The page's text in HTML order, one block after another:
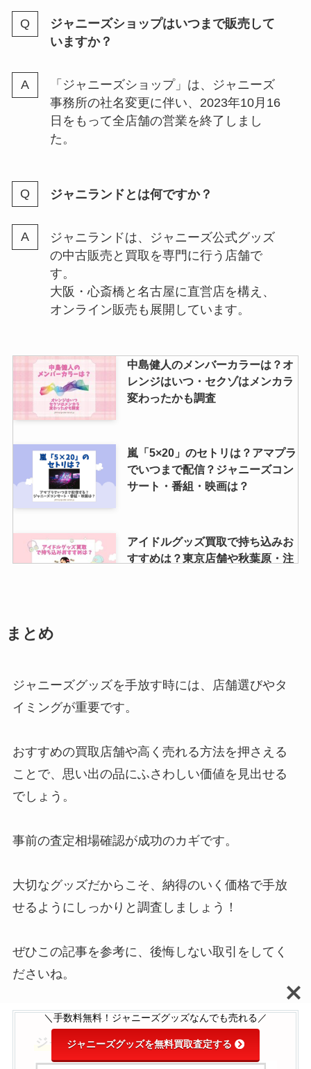
SUPER EIGHT(関ジャニ)のグッ
ジャニーズでインスタやってる人
いる？ 個人インスタをフォロワー
ジャニーズショップはいつまで販売して
いますか？
「ジャニーズショップ」は、ジャニーズ
事務所の社名変更に伴い、2023年10月16
日をもって全店舗の営業を終了しまし
た。
ジャニランドとは何ですか？
ジャニランドは、ジャニーズ公式グッズ
の中古販売と買取を専門に行う店舗で
す。
大阪・心斎橋と名古屋に直営店を構え、
オンライン販売も展開しています。
中島健人のメンバーカラーは？オ
レンジはいつ・セクゾはメンカラ
変わったかも調査
嵐「5×20」のセトリは？アマプラ
でいつまで配信？ジャニーズコン
サート・番組・映画は？
アイドルグッズ買取で持ち込みお
すすめは？東京店舗や秋葉原・注
間大介・ラウールなどは何型？
すめや持ち込みも調査
ジャニーズ雑誌は買取できる？お
すすめ買取店は？ジャニヤードで
舗はある？人気のジャニランドや
TRIOとはどんなお店？
まとめ
ジャニーズグッズを手放す時には、店舗選びやタ
イミングが重要です。
おすすめの買取店舗や高く売れる方法を押さえる
ことで、思い出の品にふさわしい価値を見出せる
でしょう。
事前の査定相場確認が成功のカギです。
大切なグッズだからこそ、納得のいく価格で手放
せるようにしっかりと調査しましょう！
ぜひこの記事を参考に、後悔しない取引をしてく
ださいね。
ジャニーズグッズを高く売る最新情報
＼手数料無料！ジャニーズグッズなんでも売れる／
ジャニーズグッズを無料買取査定する